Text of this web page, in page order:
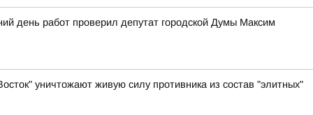
день работ проверил депутат городской Думы Максим
уничтожают живую силу противника из состав "элитных"